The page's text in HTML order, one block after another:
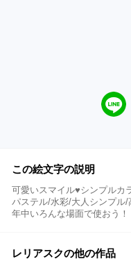
この絵文字の説明
可愛いスマイル♥️シンプルカ
パステル/水彩/大人シンプル
年中いろんな場面で使おう！
レリアスクの他の作品